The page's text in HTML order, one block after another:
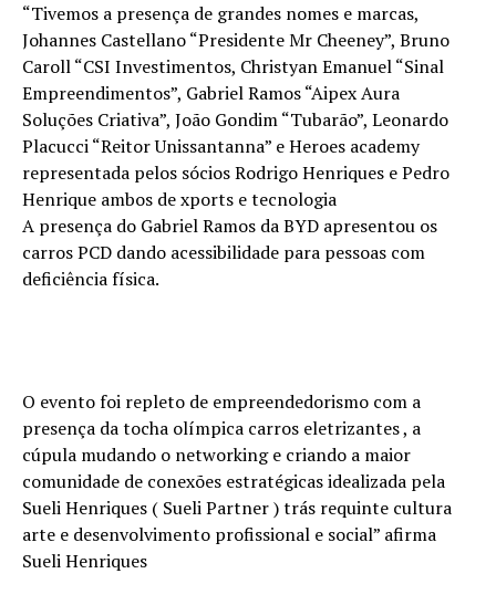
“Tivemos a presença de grandes nomes e marcas,
Johannes Castellano “Presidente Mr Cheeney”, Bruno
Caroll “CSI Investimentos, Christyan Emanuel “Sinal
Empreendimentos”, Gabriel Ramos “Aipex Aura
Soluções Criativa”, João Gondim “Tubarão”, Leonardo
Placucci “Reitor Unissantanna” e Heroes academy
representada pelos sócios Rodrigo Henriques e Pedro
Henrique ambos de xports e tecnologia
A presença do Gabriel Ramos da BYD apresentou os
carros PCD dando acessibilidade para pessoas com
deficiência física.
O evento foi repleto de empreendedorismo com a
presença da tocha olímpica carros eletrizantes , a
cúpula mudando o networking e criando a maior
comunidade de conexões estratégicas idealizada pela
Sueli Henriques ( Sueli Partner ) trás requinte cultura
arte e desenvolvimento profissional e social” afirma
Sueli Henriques